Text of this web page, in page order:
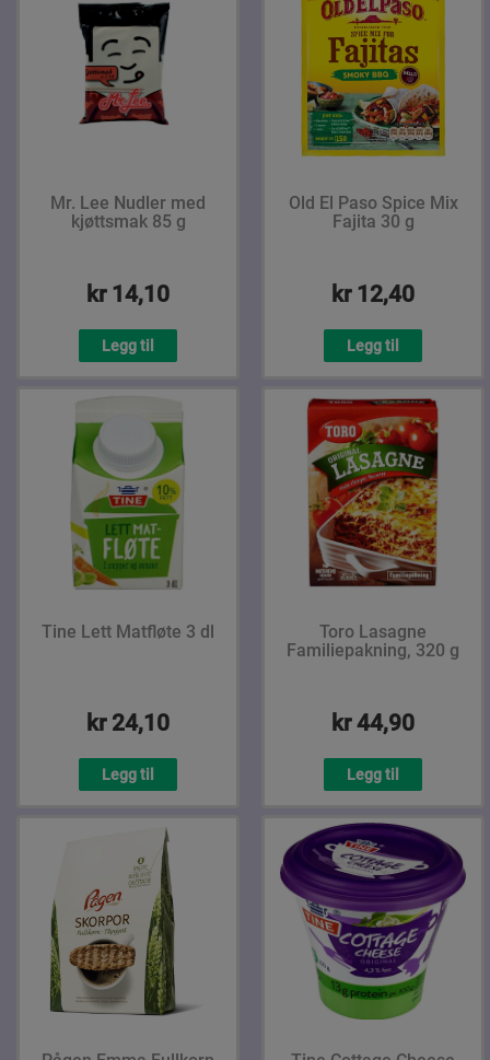
Mr. Lee Nudler med
kjøttsmak 85 g
kr 14,10
Legg til
Old El Paso Spice Mix
Fajita 30 g
kr 12,40
Legg til
Tine Lett Matfløte 3 dl
kr 24,10
Legg til
Toro Lasagne
Familiepakning, 320 g
kr 44,90
Legg til